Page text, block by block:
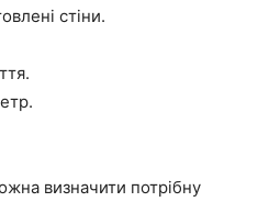
стіни.
визначити потрібну